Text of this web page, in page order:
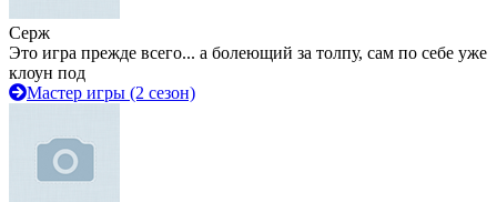
Серж
Это игра прежде всего... а болеющий за толпу, сам по себе уже
клоун под
Мастер игры (2 сезон)